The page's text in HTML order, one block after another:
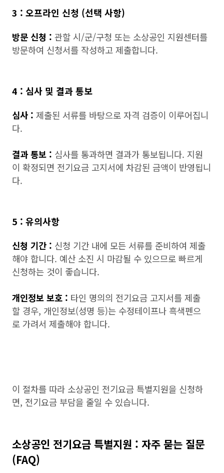
3 : 오프라인 신청 (선택 사항)
방문 신청 : 관할 시/군/구청 또는 소상공인 지원센터를
방문하여 신청서를 작성하고 제출합니다.
4 : 심사 및 결과 통보
심사 : 제출된 서류를 바탕으로 자격 검증이 이루어집니
다.
결과 통보 : 심사를 통과하면 결과가 통보됩니다. 지원
이 확정되면 전기요금 고지서에 차감된 금액이 반영됩니
다.
5 : 유의사항
신청 기간 : 신청 기간 내에 모든 서류를 준비하여 제출
해야 합니다. 예산 소진 시 마감될 수 있으므로 빠르게
신청하는 것이 좋습니다.
개인정보 보호 : 타인 명의의 전기요금 고지서를 제출
할 경우, 개인정보(성명 등)는 수정테이프나 흑색펜으
로 가려서 제출해야 합니다.
이 절차를 따라 소상공인 전기요금 특별지원을 신청하
면, 전기요금 부담을 줄일 수 있습니다.
소상공인 전기요금 특별지원 : 자주 묻는 질문
(FAQ)